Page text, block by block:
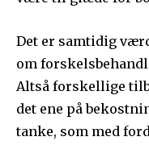
Det er samtidig
om
Altså forskellige
det ene på
tanke, som med